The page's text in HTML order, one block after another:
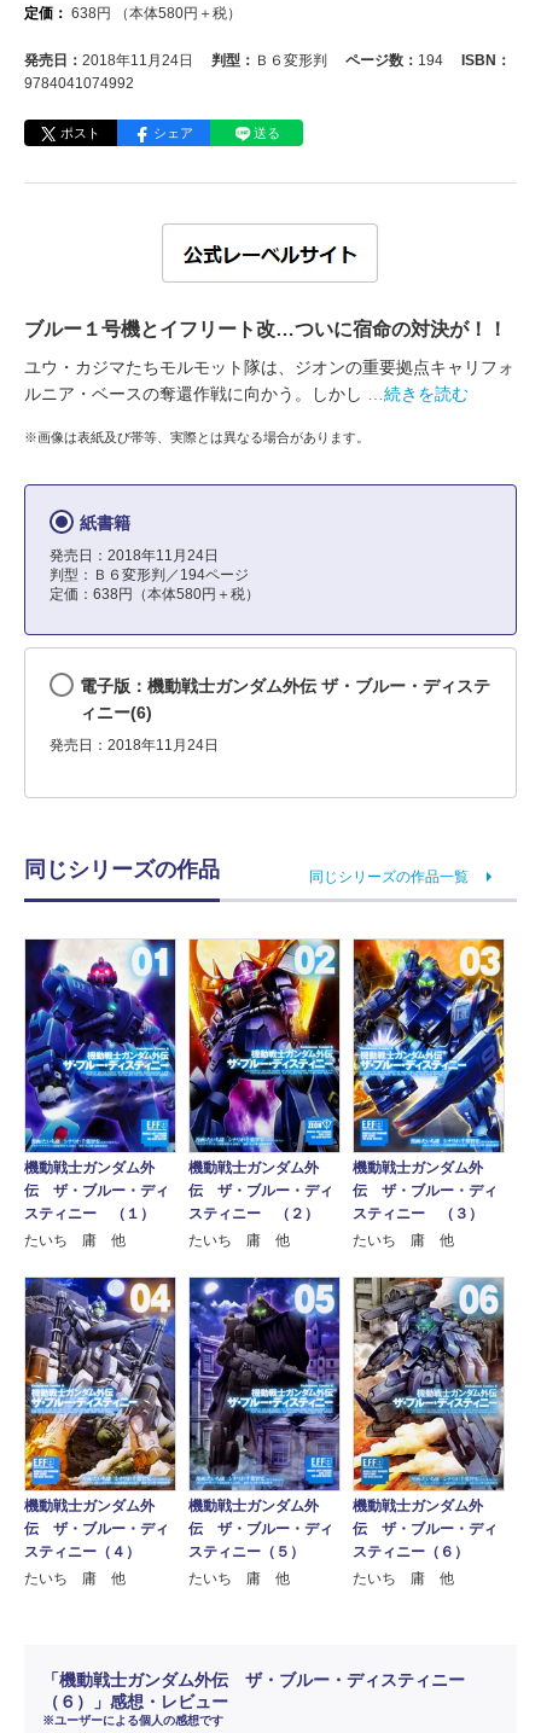
定価： 638円 （本体580円＋税）
発売日： 2018年11月24日 判型： Ｂ６変形判 ページ数： 194
ISBN：
9784041074992
ポスト シェア 送る
ブルー１号機とイフリート改…ついに宿命の対決が！！
ユウ・カジマたちモルモット隊は、ジオンの重要拠点キャリフォ
ルニア・ベースの奪還作戦に向かう。しかし
…続きを読む
※画像は表紙及び帯等、実際とは異なる場合があります。
紙書籍
発売日：2018年11月24日
判型：Ｂ６変形判／194ページ
定価：638円（本体580円＋税）
電子版：機動戦士ガンダム外伝 ザ・ブルー・ディステ
ィニー(6)
発売日：2018年11月24日
同じシリーズの作品 同じシリーズの作品一覧
機動戦士ガンダム外
伝 ザ・ブルー・ディ
スティニー （１）
たいち 庸 他
機動戦士ガンダム外
伝 ザ・ブルー・ディ
スティニー （２）
たいち 庸 他
機動戦士ガンダム外
伝 ザ・ブルー・ディ
スティニー （３）
たいち 庸 他
機動戦士ガンダム外
伝 ザ・ブルー・ディ
スティニー（４）
たいち 庸 他
機動戦士ガンダム外
伝 ザ・ブルー・ディ
スティニー（５）
たいち 庸 他
機動戦士ガンダム外
伝 ザ・ブルー・ディ
スティニー（６）
たいち 庸 他
「機動戦士ガンダム外伝 ザ・ブルー・ディスティニー
（６）」感想・レビュー
※ユーザーによる個人の感想です